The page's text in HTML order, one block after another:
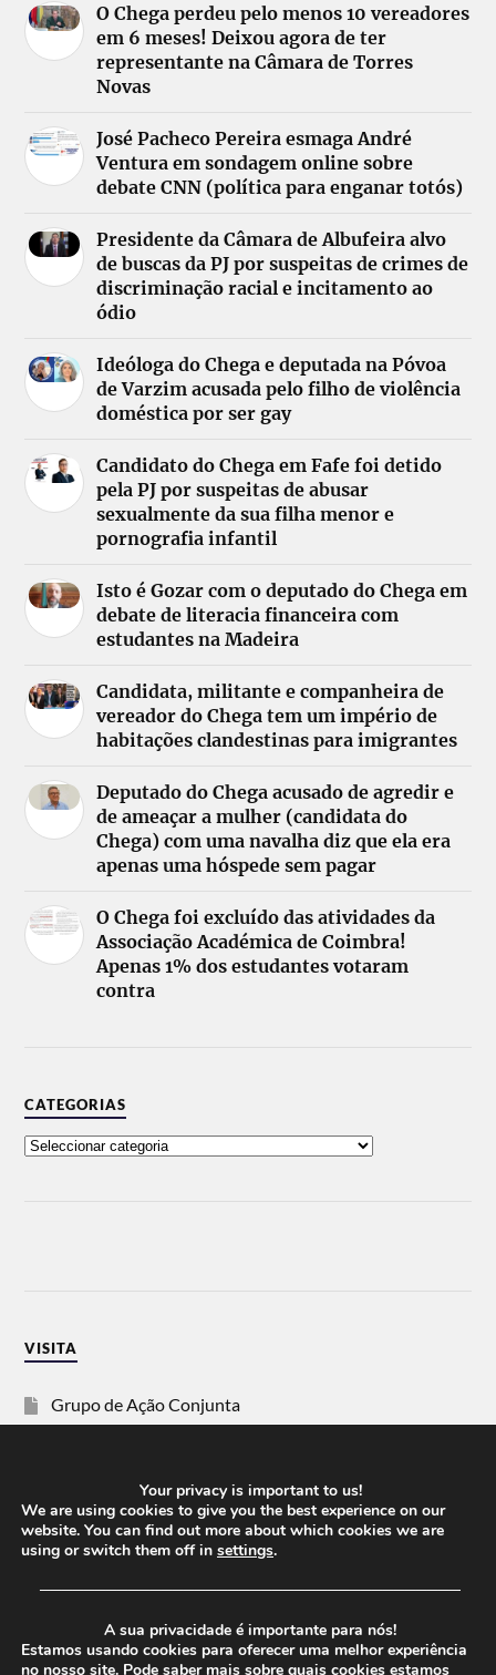
O Chega perdeu pelo menos 10 vereadores
em 6 meses! Deixou agora de ter
representante na Câmara de Torres
Novas
José Pacheco Pereira esmaga André
Ventura em sondagem online sobre
debate CNN (política para enganar totós)
Presidente da Câmara de Albufeira alvo
de buscas da PJ por suspeitas de crimes de
discriminação racial e incitamento ao
ódio
Ideóloga do Chega e deputada na Póvoa
de Varzim acusada pelo filho de violência
doméstica por ser gay
Candidato do Chega em Fafe foi detido
pela PJ por suspeitas de abusar
sexualmente da sua filha menor e
pornografia infantil
Isto é Gozar com o deputado do Chega em
debate de literacia financeira com
estudantes na Madeira
Candidata, militante e companheira de
vereador do Chega tem um império de
habitações clandestinas para imigrantes
Deputado do Chega acusado de agredir e
de ameaçar a mulher (candidata do
Chega) com uma navalha diz que ela era
apenas uma hóspede sem pagar
O Chega foi excluído das atividades da
Associação Académica de Coimbra!
Apenas 1% dos estudantes votaram
contra
CATEGORIAS
VISITA
Grupo de Ação Conjunta
Vida Justa
dezanove
Your privacy is important to us!
We are using cookies to give you the best experience on our
website. You can find out more about which cookies we are
using or switch them off in settings.
──────────────────────────────────────
A sua privacidade é importante para nós!
Estamos usando cookies para oferecer uma melhor experiência
no nosso site. Pode saber mais sobre quais cookies estamos